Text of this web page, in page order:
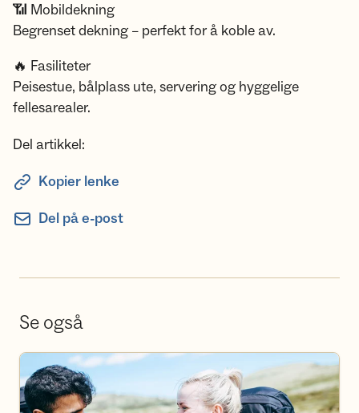
📶 Mobildekning
Begrenset dekning – perfekt for å koble av.
🔥 Fasiliteter
Peisestue, bålplass ute, servering og hyggelige
fellesarealer.
Del artikkel:
Kopier lenke
Del på e-post
Se også
Bli frivillig